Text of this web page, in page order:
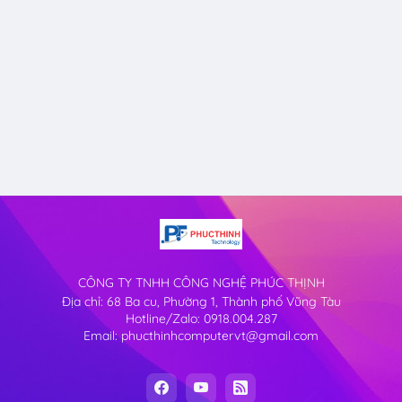
CÔNG TY TNHH CÔNG NGHỆ PHÚC THỊNH
Địa chỉ: 68 Ba cu, Phường 1, Thành phố Vũng Tàu
Hotline/Zalo: 0918.004.287
Email: phucthinhcomputervt@gmail.com